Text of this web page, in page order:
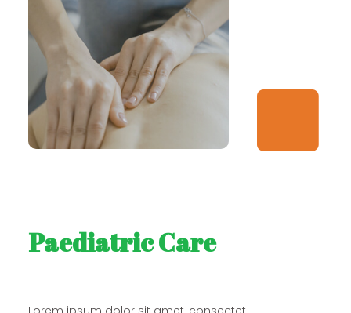
Paediatric Care